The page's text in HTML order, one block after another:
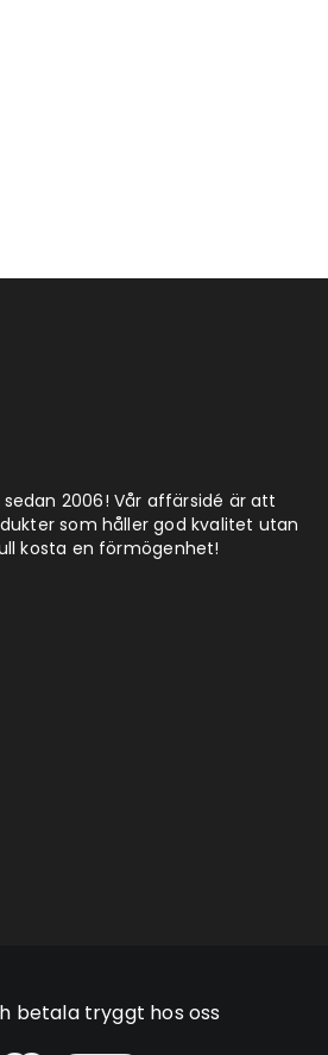
2006! Vår affärsidé är att
som håller god kvalitet utan
kosta en förmögenhet!
betala tryggt hos oss